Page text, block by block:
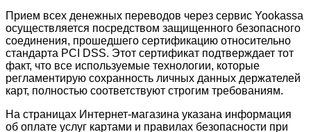
Прием всех денежных переводов через сервис Yookassa
осуществляется посредством защищенного безопасного
соединения, прошедшего сертификацию относительно
стандарта PCI DSS. Этот сертификат подтверждает тот
факт, что все используемые технологии, которые
регламентирую сохранность личных данных держателей
карт, полностью соответствуют строгим требованиям.
На страницах Интернет-магазина указана информация
об оплате услуг картами и правилах безопасности при